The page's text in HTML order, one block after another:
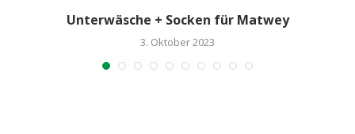
Unterwäsche + Socken für Matwey
3. Oktober 2023